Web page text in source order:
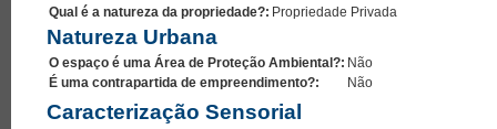
Qual é a natureza da propriedade?: Propriedade Privada
Natureza Urbana
O espaço é uma Área de Proteção Ambiental?: Não
É uma contrapartida de empreendimento?:
Não
Caracterização Sensorial